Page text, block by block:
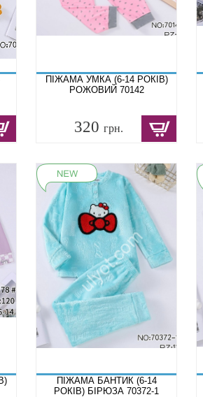
ПІЖАМА УМКА (6-14 РОКІВ)
РОЖОВИЙ 70142
320 грн.
ПІЖАМА БАНТИК (6-14
РОКІВ) БІРЮЗА 70372-1